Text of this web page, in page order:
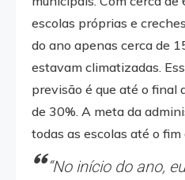
escolas próprias e
do ano apenas cerca de
estavam climatizadas.
previsão é que até o final
de 30%. A meta da
todas as escolas até o
“No início do ano,